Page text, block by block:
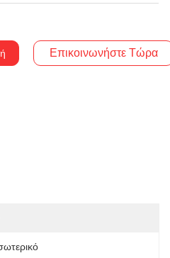
Επικοινωνήστε Τώρα